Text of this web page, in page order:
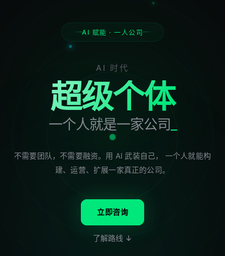
AI 赋能 · 一人公司
AI 时代
超级个体
一个人就是一家公司
不需要团队，不需要融资。用 AI 武装自己，
一个人就能构
建、运营、扩展一家真正的公司。
立即咨询
了解路线 ↓